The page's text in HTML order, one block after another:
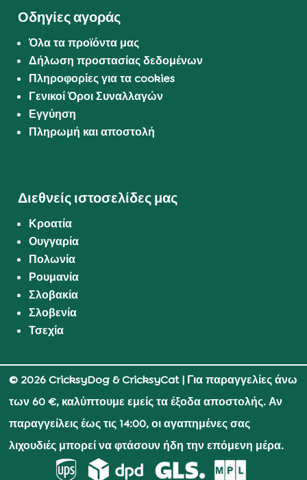
Οδηγίες αγοράς
Όλα τα προϊόντα μας
Δήλωση προστασίας δεδομένων
Πληροφορίες για τα cookies
Γενικοί Όροι Συναλλαγών
Εγγύηση
Πληρωμή και αποστολή
Διεθνείς ιστοσελίδες μας
Κροατία
Ουγγαρία
Πολωνία
Ρουμανία
Σλοβακία
Σλοβενία
Τσεχία
© 2026 CricksyDog & CricksyCat| Για παραγγελίες άνω
των 60 €, καλύπτουμε εμείς τα έξοδα αποστολής. Αν
παραγγείλεις έως τις 14:00, οι αγαπημένες σας
λιχουδιές μπορεί να φτάσουν ήδη την επόμενη μέρα.